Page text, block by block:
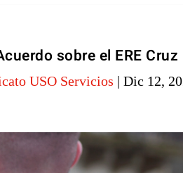
sobre el ERE
USO Servicios | Dic 12,